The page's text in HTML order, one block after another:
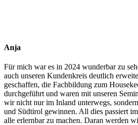
Anja
Für mich war es in 2024 wunderbar zu
auch unseren Kundenkreis deutlich
geschaffen, die Fachbildung zum
durchgeführt und waren mit unseren
wir nicht nur im Inland unterwegs,
und Südtirol gewinnen. All dies passiert
alle erlernbar zu machen. Daran werden